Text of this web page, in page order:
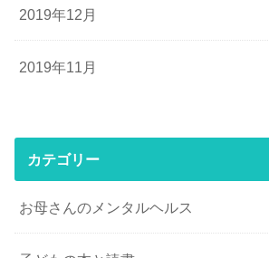
2019年12月
2019年11月
カテゴリー
お母さんのメンタルヘルス